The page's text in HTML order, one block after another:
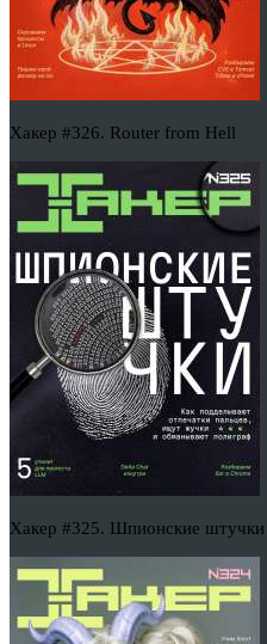
Хакер #326. Router from Hell
Хакер #325. Шпионские штучки